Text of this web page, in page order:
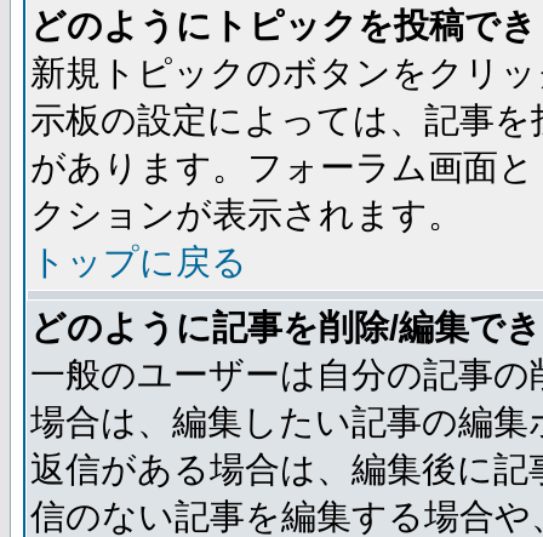
どのようにトピックを投稿で
新規トピックのボタンをクリ
示板の設定によっては、記事
があります。フォーラム画面
クションが表示されます。
トップに戻る
どのように記事を削除/編集で
一般のユーザーは自分の記事
場合は、編集したい記事の編
返信がある場合は、編集後に
信のない記事を編集する場合